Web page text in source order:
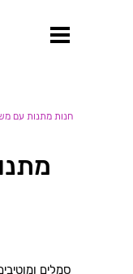
חנות מתנות עם
סמלים